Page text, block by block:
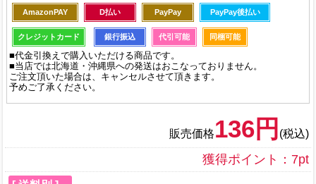
AmazonPAY D払い PayPay PayPay後払い
クレジットカード 銀行振込 代引可能 同梱可能
■代金引換えで購入いただける商品です。
■当店では北海道・沖縄県への発送はおこなっておりません。
ご注文頂いた場合は、キャンセルさせて頂きます。
予めご了承ください。
販売価格136円 (税込)
獲得ポイント：7pt